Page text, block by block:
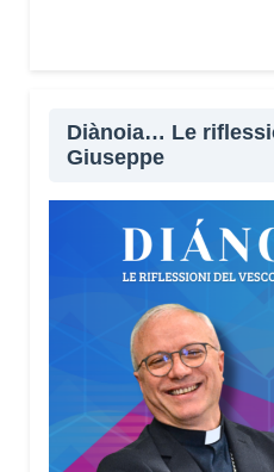
Diànoia… Le
Giuseppe